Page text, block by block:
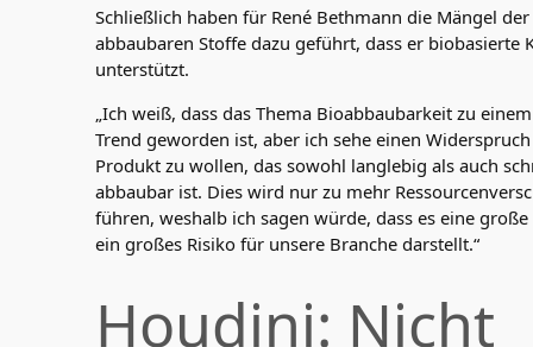
Schließlich haben für René Bethmann die Mängel
abbaubaren Stoffe dazu geführt, dass er biobasierte
unterstützt.
„Ich weiß, dass das Thema Bioabbaubarkeit zu
Trend geworden ist, aber ich sehe einen
Produkt zu wollen, das sowohl langlebig als auch
abbaubar ist. Dies wird nur zu mehr
führen, weshalb ich sagen würde, dass es eine
ein großes Risiko für unsere Branche darstellt.“
Houdini: Nicht